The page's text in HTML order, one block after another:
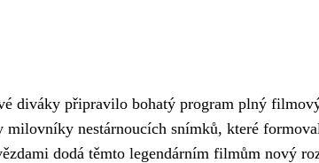
diváky připravilo bohatý program plný
milovníky nestárnoucích snímků, které
dodá těmto legendárním filmům nový